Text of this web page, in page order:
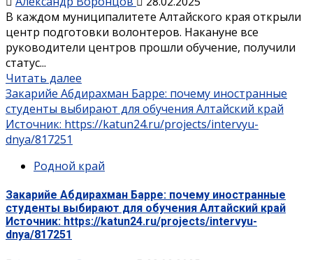
В каждом муниципалитете Алтайского края открыли
центр подготовки волонтеров. Накануне все
руководители центров прошли обучение, получили
статус...
Читать далее
Закарийе Абдирахман Барре: почему иностранные
студенты выбирают для обучения Алтайский край
Источник: https://katun24.ru/projects/intervyu-
dnya/817251
Родной край
Закарийе Абдирахман Барре: почему иностранные
студенты выбирают для обучения Алтайский край
Источник: https://katun24.ru/projects/intervyu-
dnya/817251